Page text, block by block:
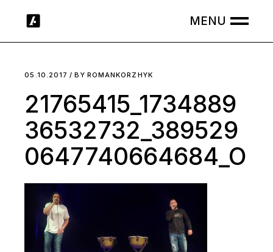
05.10.2017 BY ROMANKORZHYK
21765415_1734889
36532732_389529
0647740664684_O